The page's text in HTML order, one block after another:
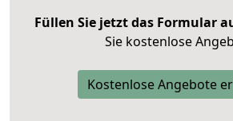
Füllen Sie jetzt das Formular
Sie kostenlose
Kostenlose Angebote